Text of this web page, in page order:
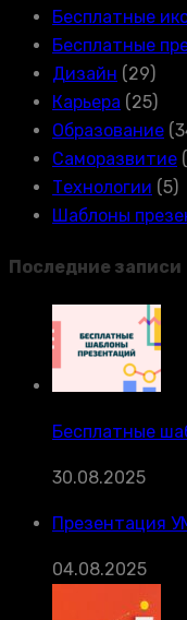
Бесплатные
Бесплатные
Дизайн (29)
Карьера (25)
Образование
Саморазвитие
Технологии (5)
Шаблоны
Последние записи
Бесплатные
30.08.2025
Презентация
04.08.2025